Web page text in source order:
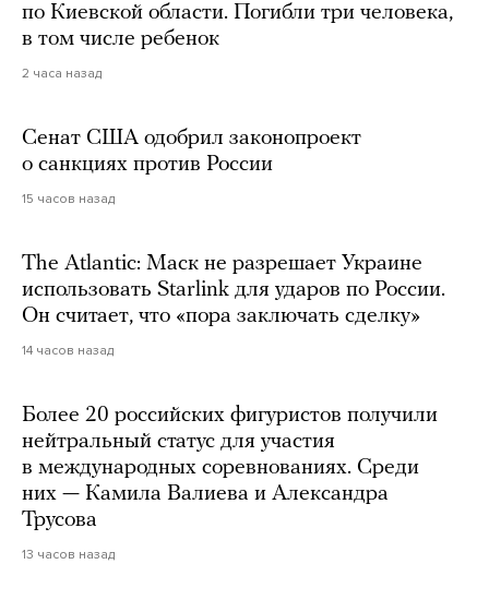
по Киевской области. Погибли три человека,
в том числе ребенок
2 часа назад
Сенат США одобрил законопроект
о санкциях против России
15 часов назад
The Atlantic: Маск не разрешает Украине
использовать Starlink для ударов по России.
Он считает, что «пора заключать сделку»
14 часов назад
Более 20 российских фигуристов получили
нейтральный статус для участия
в международных соревнованиях. Среди
них — Камила Валиева и Александра
Трусова
13 часов назад